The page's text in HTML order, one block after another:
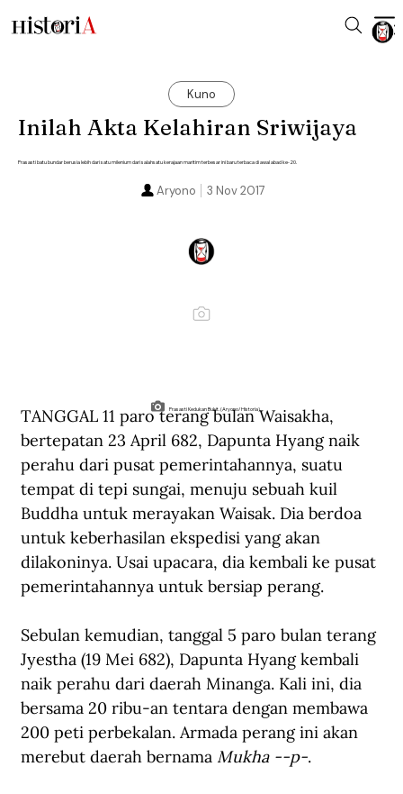
Kuno
Inilah Akta Kelahiran Sriwijaya
Prasasti batu bundar berusia lebih dari satu milenium dari salahsatu kerajaan maritim terbesar ini baru terbaca di awal abad ke-20.
3 Nov 2017
Aryono
Prasasti Kedukan Bukit. (Aryono/Historia).
TANGGAL 11 paro terang bulan Waisakha,
bertepatan 23 April 682, Dapunta Hyang naik
perahu dari pusat pemerintahannya, suatu
tempat di tepi sungai, menuju sebuah kuil
Buddha untuk merayakan Waisak. Dia berdoa
untuk keberhasilan ekspedisi yang akan
dilakoninya. Usai upacara, dia kembali ke pusat
pemerintahannya untuk bersiap perang.
Sebulan kemudian, tanggal 5 paro bulan terang
Jyestha (19 Mei 682), Dapunta Hyang kembali
naik perahu dari daerah Minanga. Kali ini, dia
bersama 20 ribu-an tentara dengan membawa
200 peti perbekalan. Armada perang ini akan
merebut daerah bernama Mukha --p-.